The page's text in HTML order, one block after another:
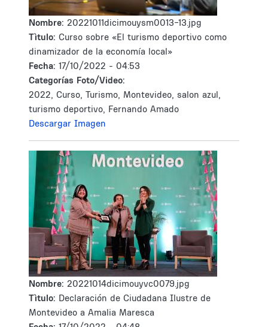
Nombre: 20221011dicimouysm0013-13.jpg
Tìtulo: Curso sobre «El turismo deportivo como
dinamizador de la economía local»
Fecha: 17/10/2022 - 04:53
Categorías Foto/Video:
2022, Curso, Turismo, Montevideo, salon azul,
turismo deportivo, Fernando Amado
Descargar Imagen
Nombre: 20221014dicimouyvc0079.jpg
Tìtulo: Declaración de Ciudadana Ilustre de
Montevideo a Amalia Maresca